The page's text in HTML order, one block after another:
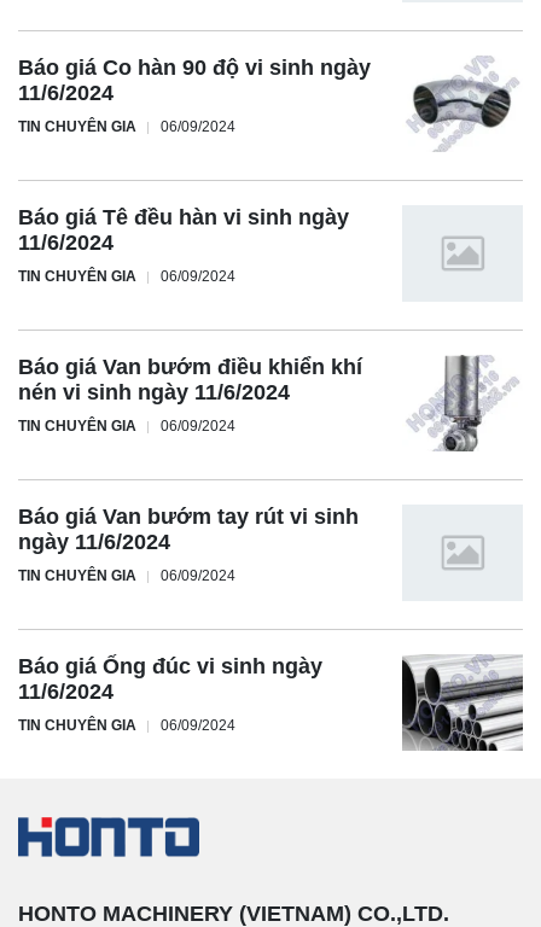
Báo giá Co hàn 90 độ vi sinh ngày
11/6/2024
TIN CHUYÊN GIA 06/09/2024
Báo giá Tê đều hàn vi sinh ngày
11/6/2024
TIN CHUYÊN GIA 06/09/2024
Báo giá Van bướm điều khiển khí
nén vi sinh ngày 11/6/2024
TIN CHUYÊN GIA 06/09/2024
Báo giá Van bướm tay rút vi sinh
ngày 11/6/2024
TIN CHUYÊN GIA 06/09/2024
Báo giá Ống đúc vi sinh ngày
11/6/2024
TIN CHUYÊN GIA 06/09/2024
HONTO MACHINERY (VIETNAM) CO.,LTD.